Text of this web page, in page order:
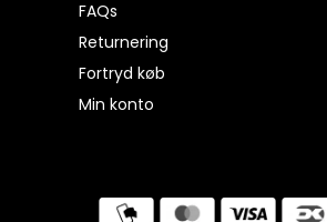
FAQs
Returnering
Fortryd køb
Min konto